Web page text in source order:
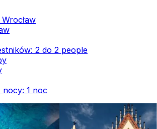
2 do 2 people
nocy: 1 noc